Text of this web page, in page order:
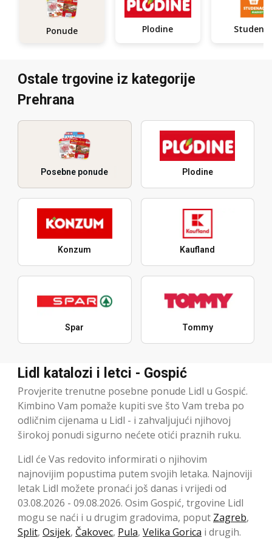
Ponude Plodine
Ostale trgovine iz kategorije
Prehrana
Posebne ponude Plodine
Konzum Kaufland
Spar Tommy
Lidl katalozi i letci - Gospić
Provjerite trenutne posebne ponude Lidl u Gospić.
Kimbino Vam pomaže kupiti sve što Vam treba po
odličnim cijenama u Lidl - i zahvaljujući njihovoj
širokoj ponudi sigurno nećete otići praznih ruku.
Lidl će Vas redovito informirati o njihovim
najnovijim popustima putem svojih letaka. Najnoviji
letak Lidl možete pronaći još danas i vrijedi od
03.08.2026 - 09.08.2026. Osim Gospić, trgovine Lidl
mogu se naći i u drugim gradovima, poput Zagreb,
Split, Osijek, Čakovec, Pula, Velika Gorica i drugih.